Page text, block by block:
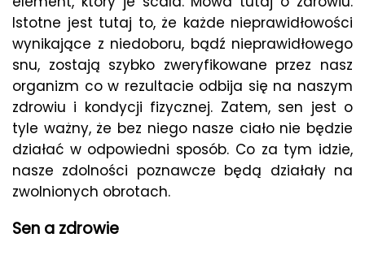
Istotne jest tutaj to, że każde nieprawidłowości
wynikające z niedoboru, bądź nieprawidłowego
snu, zostają szybko zweryfikowane przez nasz
organizm co w rezultacie odbija się na naszym
zdrowiu i kondycji fizycznej. Zatem, sen jest o
tyle ważny, że bez niego nasze ciało nie będzie
działać w odpowiedni sposób. Co za tym idzie,
nasze zdolności poznawcze będą działały na
zwolnionych obrotach.
Sen a zdrowie